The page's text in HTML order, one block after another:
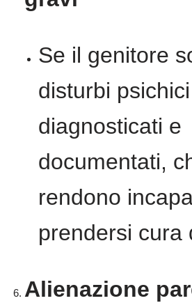
Se il genitore
disturbi
diagnosticati e
documentati,
rendono
prendersi cura
Alienazione